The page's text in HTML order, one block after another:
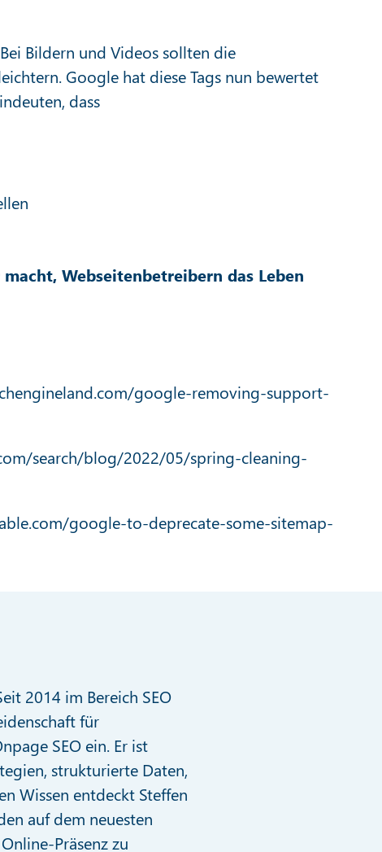
Bildern und Videos sollten die
Google hat diese Tags nun bewertet
dass
Webseitenbetreibern das Leben
google-removing-support-
search/blog/2022/05/spring-cleaning-
google-to-deprecate-some-sitemap-
2014 im Bereich SEO
für
SEO ein. Er ist
strukturierte Daten,
Wissen entdeckt Steffen
auf dem neuesten
Präsenz zu